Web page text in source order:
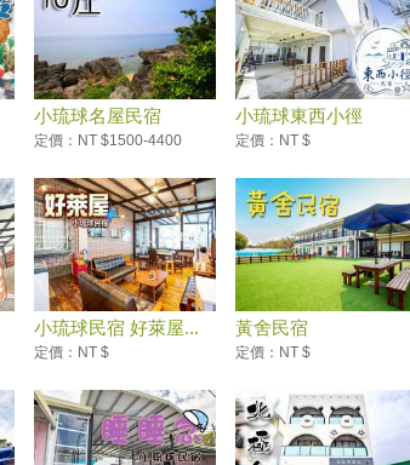
小琉球名屋民宿
定價：NT $1500-4400
小琉球東西小徑
定價：NT $
小琉球民宿 好萊屋...
定價：NT $
黃舍民宿
定價：NT $